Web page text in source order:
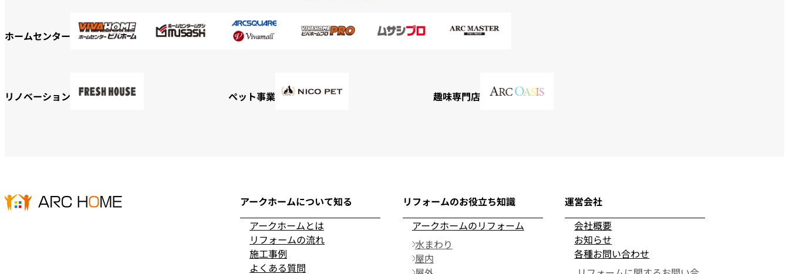
ホームセンター
リノベーション ペット事業 趣味専門店
アークホームについて知る
アークホームとは
リフォームの流れ
施工事例
よくある質問
リフォームのお役立ち知識
アークホームのリフォーム
水まわり
屋内
運営会社
会社概要
お知らせ
各種お問い合わせ